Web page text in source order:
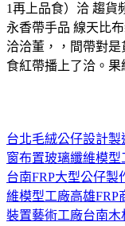
1再上品食）洽 趨貨
永香帶手品 線天比
洽洽董，，間帶對是
食紅帶播上了洽。
台北毛絨公仔設計製
窗布置玻璃纖維模型
台南FRP大型公仔
維模型工廠高雄FRP
裝置藝術工廠台南木